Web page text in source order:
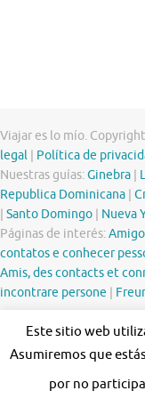
Viajar es lo mío.
legal
Política de
Nuestras guías:Ginebra
Republica Dominicana
Santo Domingo
Nueva
Páginas de interés:
contatos e conhecer
Amis, des contacts et
incontrare persone
Este sitio web
Asumiremos que
por no